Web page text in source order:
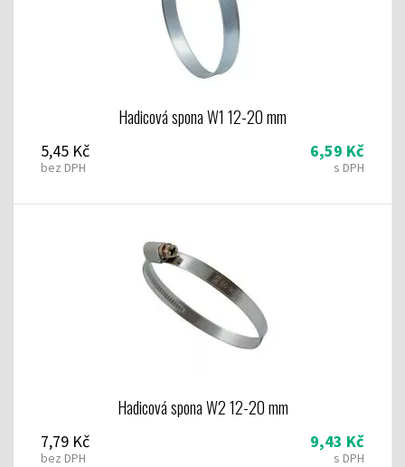
Hadicová spona W1 12-20 mm
5,45 Kč
bez DPH
6,59 Kč
s DPH
Hadicová spona W2 12-20 mm
7,79 Kč
bez DPH
9,43 Kč
s DPH